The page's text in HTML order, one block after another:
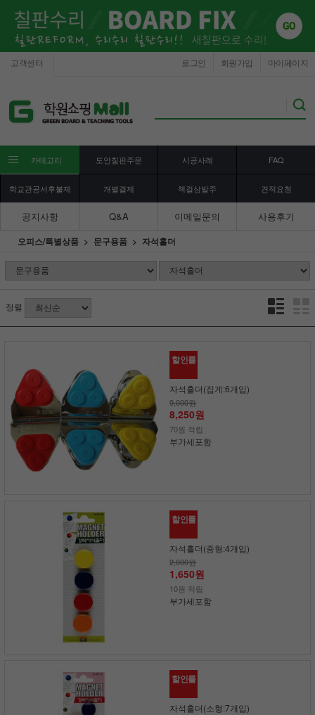
고객센터 마이페이지
회원가입
로그인
카테고리 도안칠판주문 시공사례 FAQ
학교관공서후불제 개별결제 책걸상발주 견적요청
공지사항 Q&A 이메일문의 사용후기
오피스/특별상품 문구용품 자석홀더
정렬
할인률
자석홀더(집게:6개입)
9,000원
8,250원
70원 적립
부가세포함
할인률
자석홀더(중형:4개입)
2,000원
1,650원
10원 적립
부가세포함
할인률
자석홀더(소형:7개입)